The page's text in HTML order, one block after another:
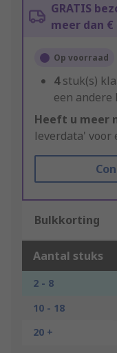
GRATIS
meer dan €
Op voorraad
4stuk(s)
een andere
Heeft u meer
leverdata' voor
Bulkkorting
Aantal stuks
2 - 8
10 - 18
20 +